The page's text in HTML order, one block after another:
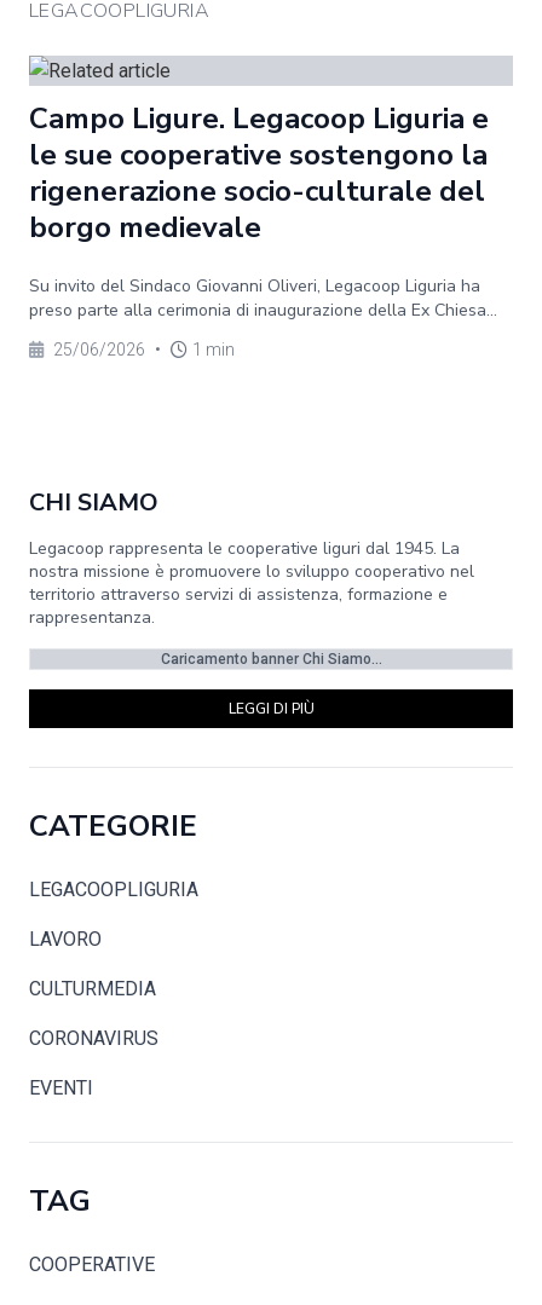
LEGACOOPLIGURIA
Campo Ligure. Legacoop Liguria e
le sue cooperative sostengono la
rigenerazione socio-culturale del
borgo medievale
Su invito del Sindaco Giovanni Oliveri, Legacoop Liguria ha
preso parte alla cerimonia di inaugurazione della Ex Chiesa...
25/06/2026 • 1 min
CHI SIAMO
Legacoop rappresenta le cooperative liguri dal 1945. La
nostra missione è promuovere lo sviluppo cooperativo nel
territorio attraverso servizi di assistenza, formazione e
rappresentanza.
Caricamento banner Chi Siamo...
LEGGI DI PIÙ
CATEGORIE
LEGACOOPLIGURIA
LAVORO
CULTURMEDIA
CORONAVIRUS
EVENTI
TAG
COOPERATIVE